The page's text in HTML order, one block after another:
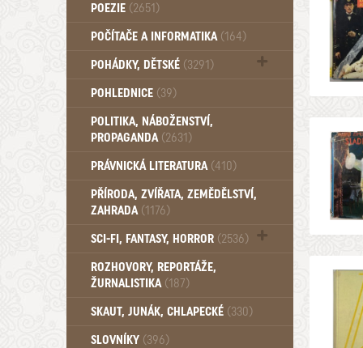
POEZIE (2651)
POČÍTAČE A INFORMATIKA (164)
POHÁDKY, DĚTSKÉ (3291)
Pro děti a mládež (2887)
Pohádky, Dětské - Od roku 1949 (257)
POHLEDNICE (39)
POLITIKA, NÁBOŽENSTVÍ,
PROPAGANDA (2631)
PRÁVNICKÁ LITERATURA (410)
PŘÍRODA, ZVÍŘATA, ZEMĚDĚLSTVÍ,
ZAHRADA (1176)
SCI-FI, FANTASY, HORROR (2536)
UFO (14)
ROZHOVORY, REPORTÁŽE,
ŽURNALISTIKA (187)
SKAUT, JUNÁK, CHLAPECKÉ (330)
SLOVNÍKY (396)